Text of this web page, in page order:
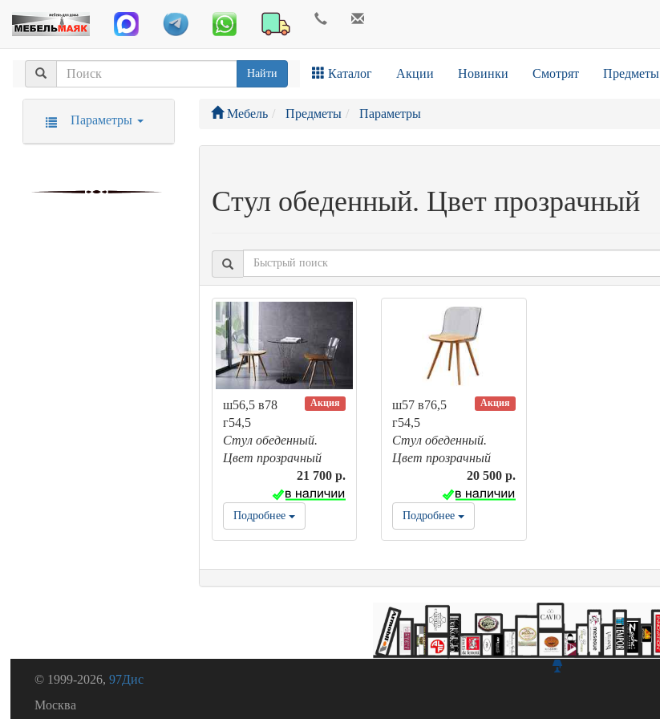
Найти Каталог Акции Новинки Смотрят Предметы
Мебель Предметы Параметры
Стул обеденный. Цвет прозрачный
Акция
ш56,5 в78
г54,5
Стул обеденный.
Цвет прозрачный
21 700 р.
Подробнее
Акция
ш57 в76,5
г54,5
Стул обеденный.
Цвет прозрачный
20 500 р.
Подробнее
Параметры
© 1999-2026,97Дис
Москва